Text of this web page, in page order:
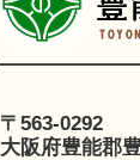
〒563-0292
大阪府豊能郡